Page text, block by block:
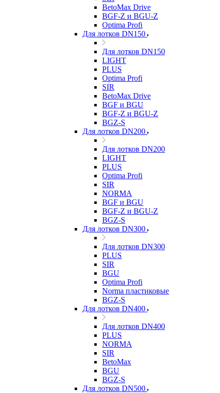
BetoMax Drive
BGF-Z и BGU-Z
Optima Profi
Для лотков DN150
Для лотков DN150
LIGHT
PLUS
Optima Profi
SIR
BetoMax Drive
BGF и BGU
BGF-Z и BGU-Z
BGZ-S
Для лотков DN200
Для лотков DN200
LIGHT
PLUS
Optima Profi
SIR
NORMA
BGF и BGU
BGF-Z и BGU-Z
BGZ-S
Для лотков DN300
Для лотков DN300
PLUS
SIR
BGU
Optima Profi
Norma пластиковые
BGZ-S
Для лотков DN400
Для лотков DN400
PLUS
NORMA
SIR
BetoMax
BGU
BGZ-S
Для лотков DN500